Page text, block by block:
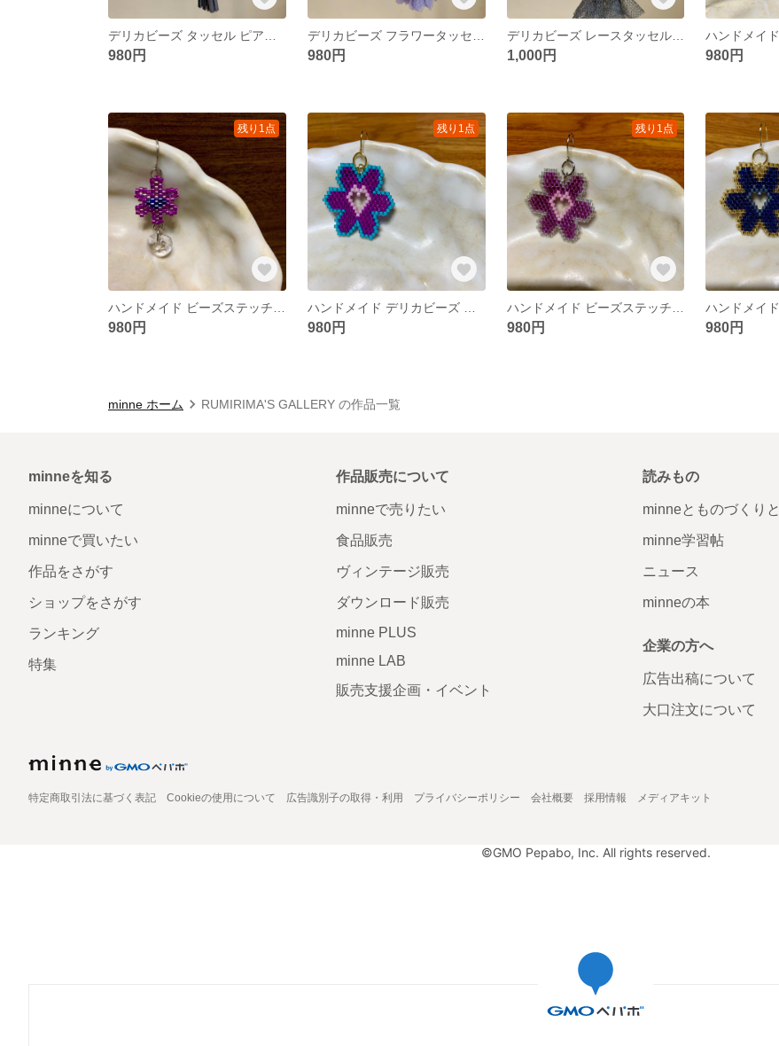
980円 980円
デリカビーズ レースタッセル ピアス＆イヤリング
1,000円 980円
残り1点
980円
残り1点
980円
残り1点
980円 980円
minne ホーム RUMIRIMA'S GALLERY の作品一覧
minneを知る
minneについて
minneで買いたい
作品をさがす
ショップをさがす
ランキング
特集
作品販売について
minneで売りたい
食品販売
ヴィンテージ販売
ダウンロード販売
minne PLUS
minne LAB
販売支援企画・イベント
読みもの
minneとものづくりと
minne学習帖
ニュース
minneの本
企業の方へ
広告出稿について
大口注文について
特定商取引法に基づく表記 Cookieの使用について 広告識別子の取得・利用 プライバシーポリシー 会社概要 採用情報 メディアキット
©GMO Pepabo, Inc. All rights reserved.